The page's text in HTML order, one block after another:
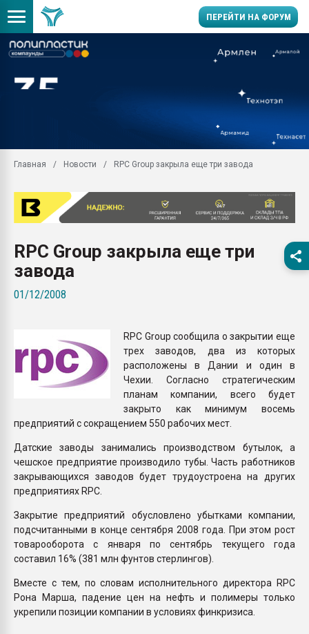
ПЕРЕЙТИ НА ФОРУМ
заводу пластмасс"
Помощь в подборе
Вакуум-формовочные
ближайшее
Подмосковье, Москва
первый план в
пластмасс
бутылок
ПЕРЕЙТИ НА
Главная Новости RPC Group закрыла еще три завода
RPC Group закрыла еще три
завода
01/12/2008
RPC Group сообщила о закрытии еще
трех заводов, два из которых
расположены в Дании и один в
Чехии. Согласно стратегическим
планам компании, всего будет
закрыто как минимум восемь
предприятий с сокращением 550 рабочих мест.
Датские заводы занимались производством бутылок, а
чешское предприятие производило тубы. Часть работников
закрывающихся заводов будет трудоустроена на других
предприятиях RPC.
Закрытие предприятий обусловлено убытками компании,
подсчитанными в конце сентября 2008 года. При этом рост
товарооборота с января по сентябрь текущего года
составил 16% (381 млн фунтов стерлингов).
Вместе с тем, по словам исполнительного директора RPC
Рона Марша, падение цен на нефть и полимеры только
укрепили позиции компании в условиях финкризиса.